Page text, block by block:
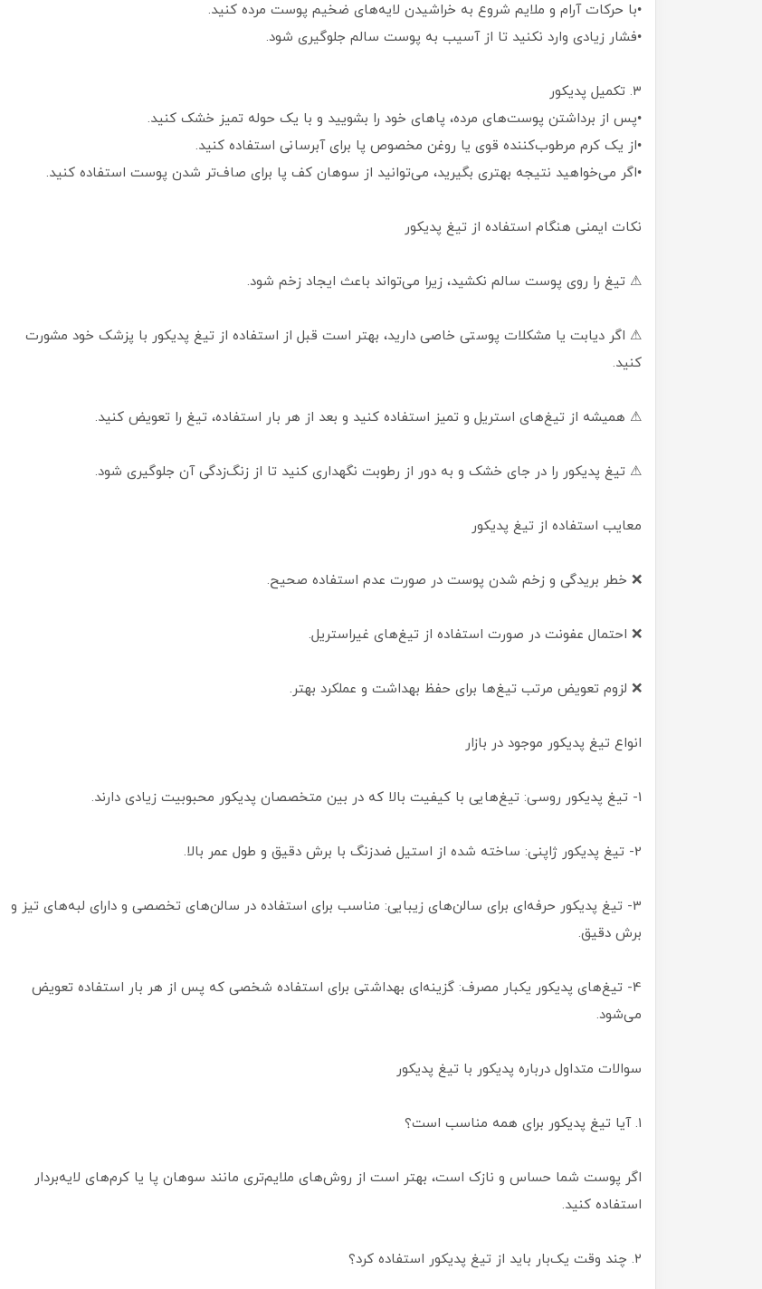
•با حرکات آرام و ملایم شروع به خراشیدن لایه‌های ضخیم پوست مرده کنید.
•فشار زیادی وارد نکنید تا از آسیب به پوست سالم جلوگیری شود.
۳. تکمیل پدیکور
•پس از برداشتن پوست‌های مرده، پاهای خود را بشویید و با یک حوله تمیز خشک کنید.
•از یک کرم مرطوب‌کننده قوی یا روغن مخصوص پا برای آبرسانی استفاده کنید.
•اگر می‌خواهید نتیجه بهتری بگیرید، می‌توانید از سوهان کف پا برای صاف‌تر شدن پوست استفاده کنید.
نکات ایمنی هنگام استفاده از تیغ پدیکور
⚠ تیغ را روی پوست سالم نکشید، زیرا می‌تواند باعث ایجاد زخم شود.
⚠ اگر دیابت یا مشکلات پوستی خاصی دارید، بهتر است قبل از استفاده از تیغ پدیکور با پزشک خود مشورت
کنید.
⚠ همیشه از تیغ‌های استریل و تمیز استفاده کنید و بعد از هر بار استفاده، تیغ را تعویض کنید.
⚠ تیغ پدیکور را در جای خشک و به دور از رطوبت نگهداری کنید تا از زنگ‌زدگی آن جلوگیری شود.
معایب استفاده از تیغ پدیکور
❌ خطر بریدگی و زخم شدن پوست در صورت عدم استفاده صحیح.
❌ احتمال عفونت در صورت استفاده از تیغ‌های غیراستریل.
❌ لزوم تعویض مرتب تیغ‌ها برای حفظ بهداشت و عملکرد بهتر.
انواع تیغ پدیکور موجود در بازار
1- تیغ پدیکور روسی: تیغ‌هایی با کیفیت بالا که در بین متخصصان پدیکور محبوبیت زیادی دارند.
2- تیغ پدیکور ژاپنی: ساخته شده از استیل ضدزنگ با برش دقیق و طول عمر بالا.
3- تیغ پدیکور حرفه‌ای برای سالن‌های زیبایی: مناسب برای استفاده در سالن‌های تخصصی و دارای لبه‌های تیز و
برش دقیق.
4- تیغ‌های پدیکور یکبار مصرف: گزینه‌ای بهداشتی برای استفاده شخصی که پس از هر بار استفاده تعویض
می‌شود.
سوالات متداول درباره پدیکور با تیغ پدیکور
۱. آیا تیغ پدیکور برای همه مناسب است؟
اگر پوست شما حساس و نازک است، بهتر است از روش‌های ملایم‌تری مانند سوهان پا یا کرم‌های لایه‌بردار
استفاده کنید.
۲. چند وقت یک‌بار باید از تیغ پدیکور استفاده کرد؟